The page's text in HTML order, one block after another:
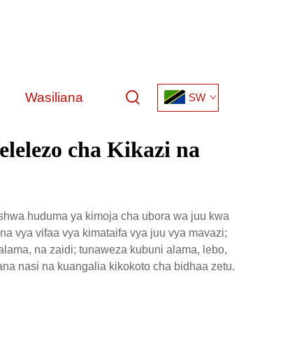
Wasiliana SW
cha Kikazi na
huduma ya kimoja cha ubora wa juu kwa
vya vifaa vya kimataifa vya juu vya mavazi;
na zaidi; tunaweza kubuni alama, lebo,
nasi na kuangalia kikokoto cha bidhaa zetu.